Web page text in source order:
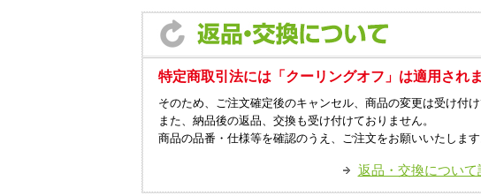
特定商取引法には「クーリングオフ」は適用されま
そのため、ご注文確定後のキャンセル、商品の変更は受け付け
また、納品後の返品、交換も受け付けておりません。
商品の品番・仕様等を確認のうえ、ご注文をお願いいたします
返品・交換について